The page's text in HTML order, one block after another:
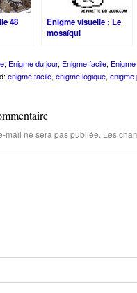
48
Enigme visuelle : Le
mosaïqui
, Enigme du jour, Enigme facile,
enigme facile,enigme logique,enigme
mail ne sera pas publiée. Les